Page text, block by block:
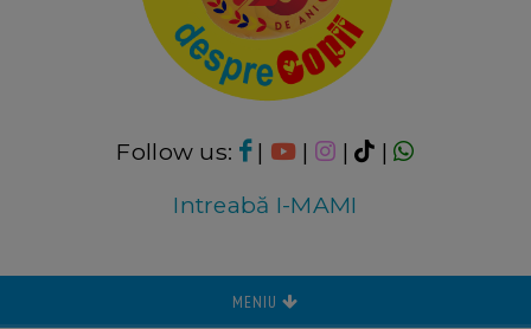
Follow us: | | |
|
Intreabă I-MAMI
MENIU